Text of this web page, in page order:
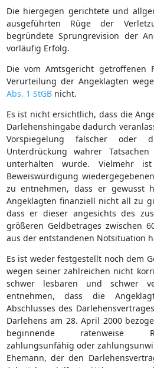
Die hiergegen gerichtete und
ausgeführten Rüge der
begründete Sprungrevision der
vorläufig Erfolg.
Die vom Amtsgericht getroffenen
Verurteilung der Angeklagten
Abs. 1 StGBnicht.
Es ist nicht ersichtlich, dass die
Darlehenshingabe dadurch
Vorspiegelung falscher oder
Unterdrückung wahrer
unterhalten wurde. Vielmehr
Beweiswürdigung
zu entnehmen, dass er gewusst
Angeklagten finanziell nicht all zu
dass er dieser angesichts des
größeren Geldbetrages zwischen
aus der entstandenen Notsituation
Es ist weder festgestellt noch dem
wegen seiner zahlreichen nicht
schwer lesbaren und schwer
entnehmen, dass die
Abschlusses des
Darlehens am 28. April 2000
beginnende ratenweise
zahlungsunfähig oder
Ehemann, der den